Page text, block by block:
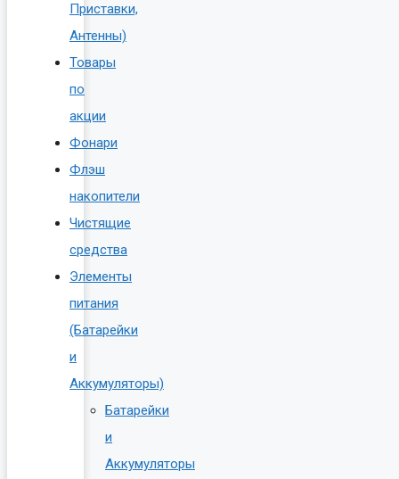
Приставки,
Антенны)
Товары
по
акции
Фонари
Флэш
накопители
Чистящие
средства
Элементы
питания
(Батарейки
и
Аккумуляторы)
Батарейки
и
Аккумуляторы